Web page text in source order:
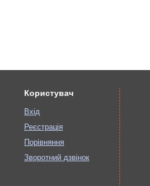
Користувач
Вхід
Реєстрація
Порівняння
Зворотний дзвінок